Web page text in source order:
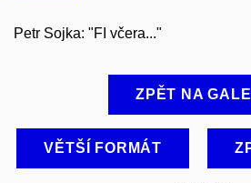
Petr Sojka: "FI včera..."
ZPĚT NA
VĚTŠÍ FORMÁT